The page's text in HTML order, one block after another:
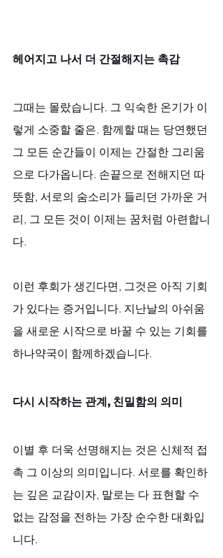
헤어지고 나서 더 간절해지는 촉감
그때는 몰랐습니다. 그 익숙한 온기가 이
렇게 소중할 줄은. 함께할 때는 당연했던
그 모든 순간들이 이제는 간절한 그리움
으로 다가옵니다. 손끝으로 전해지던 따
뜻함, 서로의 숨소리가 들리던 가까운 거
리, 그 모든 것이 이제는 꿈처럼 아련합니
다.
이런 후회가 생긴다면, 그것은 아직 기회
가 있다는 증거입니다. 지난날의 아쉬움
을 새로운 시작으로 바꿀 수 있는 기회를
하나약국이 함께하겠습니다.
다시 시작하는 관계, 친밀함의 의미
이별 후 더욱 선명해지는 것은 신체적 접
촉 그 이상의 의미입니다. 서로를 확인하
는 깊은 교감이자, 말로는 다 표현할 수
없는 감정을 전하는 가장 순수한 대화입
니다.